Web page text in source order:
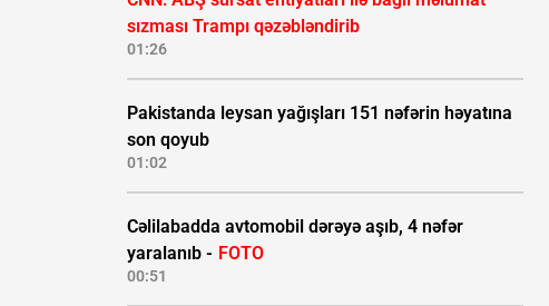
sızması Trampı qəzəbləndirib
01:26
Pakistanda leysan yağışları 151 nəfərin həyatına
son qoyub
01:02
Cəlilabadda avtomobil dərəyə aşıb, 4 nəfər
yaralanıb - FOTO
00:51